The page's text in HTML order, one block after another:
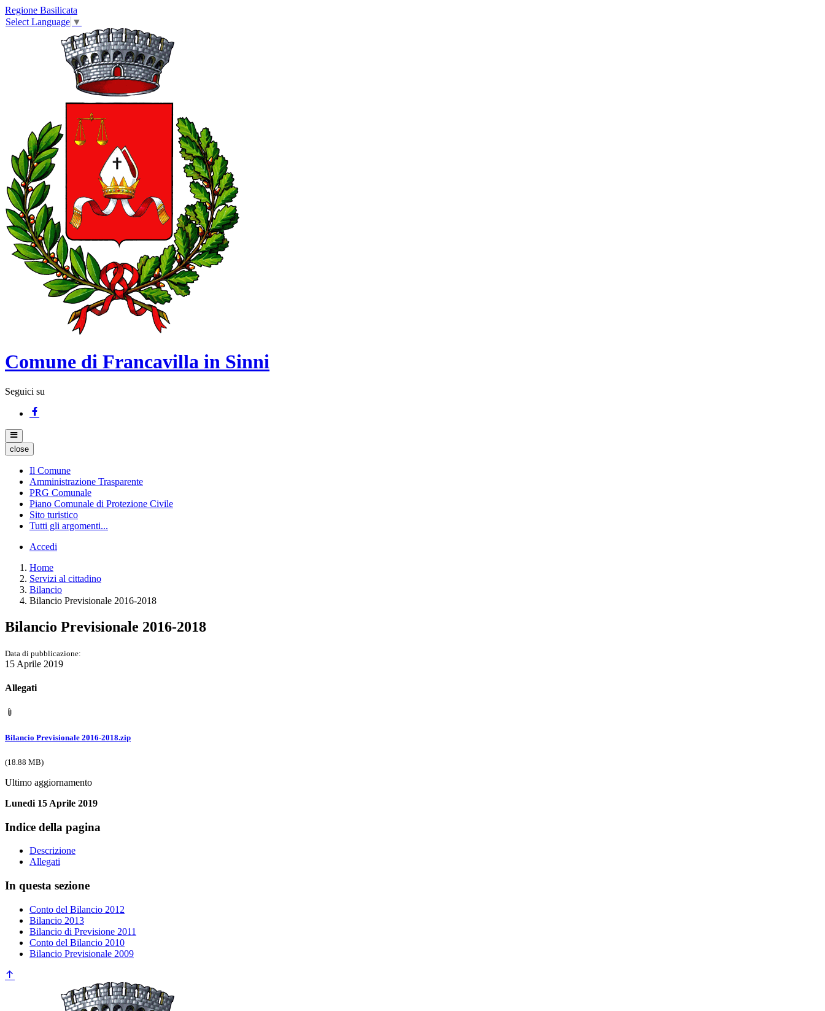
Regione Basilicata
Select Language ▼
Comune di Francavilla in Sinni
Seguici su
close
Il Comune
Amministrazione Trasparente
PRG Comunale
Piano Comunale di Protezione Civile
Sito turistico
Tutti gli argomenti...
Accedi
Home
Servizi al cittadino
Bilancio
Bilancio Previsionale 2016-2018
Bilancio Previsionale 2016-2018
Data di pubblicazione:
15 Aprile 2019
Allegati
Bilancio Previsionale 2016-2018.zip
(18.88 MB)
Ultimo aggiornamento
Lunedi 15 Aprile 2019
Indice della pagina
Descrizione
Allegati
In questa sezione
Conto del Bilancio 2012
Bilancio 2013
Bilancio di Previsione 2011
Conto del Bilancio 2010
Bilancio Previsionale 2009